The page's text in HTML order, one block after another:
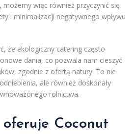
, możemy więc również przyczynić się
i minimalizacji negatywnego wpływu
że ekologiczny catering często
dania, co pozwala nam cieszyć
zgodnie z ofertą natury. To nie
ale również doskonały
rolnictwa.
oferuje Coconut